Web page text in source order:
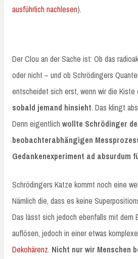
ausführlich nachlesen).
Der Clou an der Sache ist: Ob das
oder nicht – und ob Schrödingers
entscheidet sich erst, wenn wir die Kiste
sobald jemand hinsieht. Das klingt
Denn eigentlich wollte Schrödinger
beobachterabhängigen
Gedankenexperiment ad absurdum
Schrödingers Katze kommt noch eine
Nämlich die, dass es keine
Das lässt sich jedoch ebenfalls mit dem
auflösen, jedoch in einer etwas
Dekohärenz. Nicht nur wir Menschen